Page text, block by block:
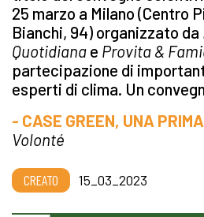
25 marzo a Milano (Centro
Bianchi, 94) organizzato da
Quotidiana e Provita &
partecipazione di
esperti di clima. Un
- CASE GREEN, UNA
Volonté
CREATO 15_03_2023